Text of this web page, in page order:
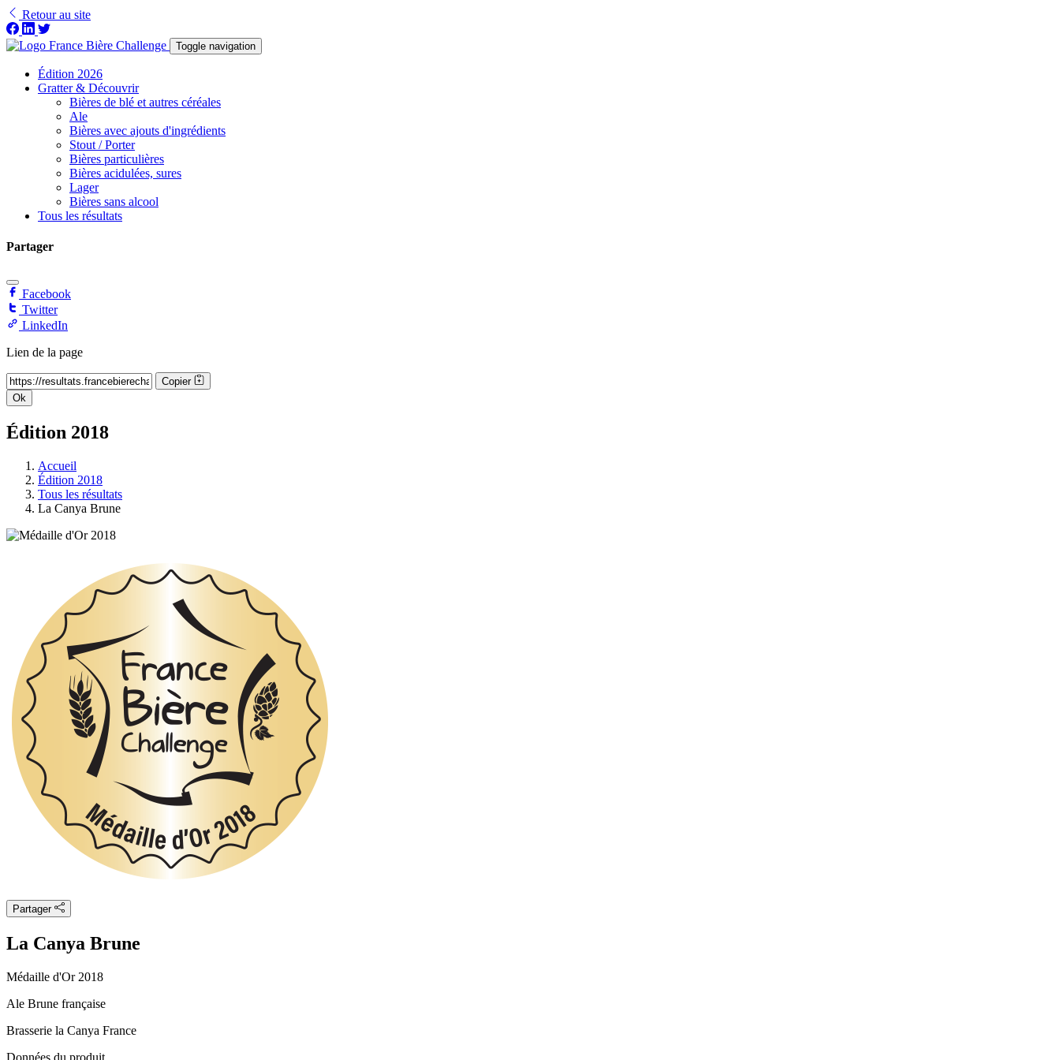
Retour au site
Toggle navigation
Édition 2026
Gratter & Découvrir
Bières de blé et autres céréales
Ale
Bières avec ajouts d'ingrédients
Stout / Porter
Bières particulières
Bières acidulées, sures
Lager
Bières sans alcool
Tous les résultats
Partager
Facebook
Twitter
LinkedIn
Lien de la page
Copier
Ok
Édition 2018
Accueil
Édition 2018
Tous les résultats
La Canya Brune
Partager
La Canya Brune
Médaille d'Or 2018
Ale Brune française
Brasserie la Canya France
Données du produit